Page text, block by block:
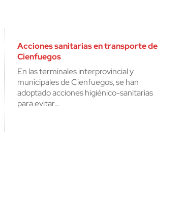
Acciones sanitarias en transporte de
Cienfuegos
En las terminales interprovincial y
municipales de Cienfuegos, se han
adoptado acciones higiénico-sanitarias
para evitar…